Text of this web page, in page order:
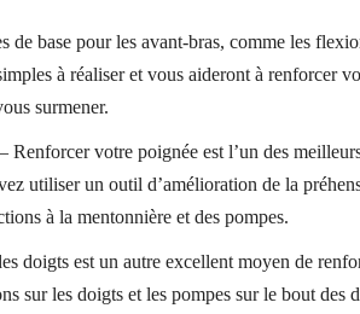
de base pour les avant-bras, comme les
à réaliser et vous aideront à renforcer
surmener.
Renforcer votre poignée est l’un des
utiliser un outil d’amélioration de la
à la mentonnière et des pompes.
doigts est un autre excellent moyen de
sur les doigts et les pompes sur le bout des